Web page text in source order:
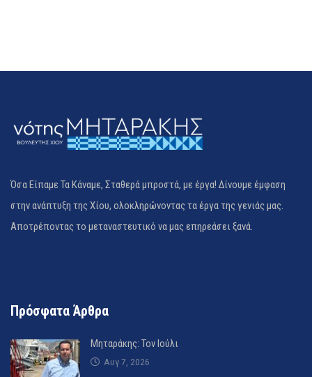
Όσα Είπαμε Τα Κάναμε, Σταθερά μπροστά, με έργα! Δίνουμε έμφαση
στην ανάπτυξη της Χίου, ολοκληρώνοντας τα έργα της γενιάς μας.
Αποτρέποντας το μεταναστευτικό να μας επηρεάσει ξανά.
Πρόσφατα Άρθρα
Μηταράκης: Τον Ιούλι
Αυγ 7, 2026